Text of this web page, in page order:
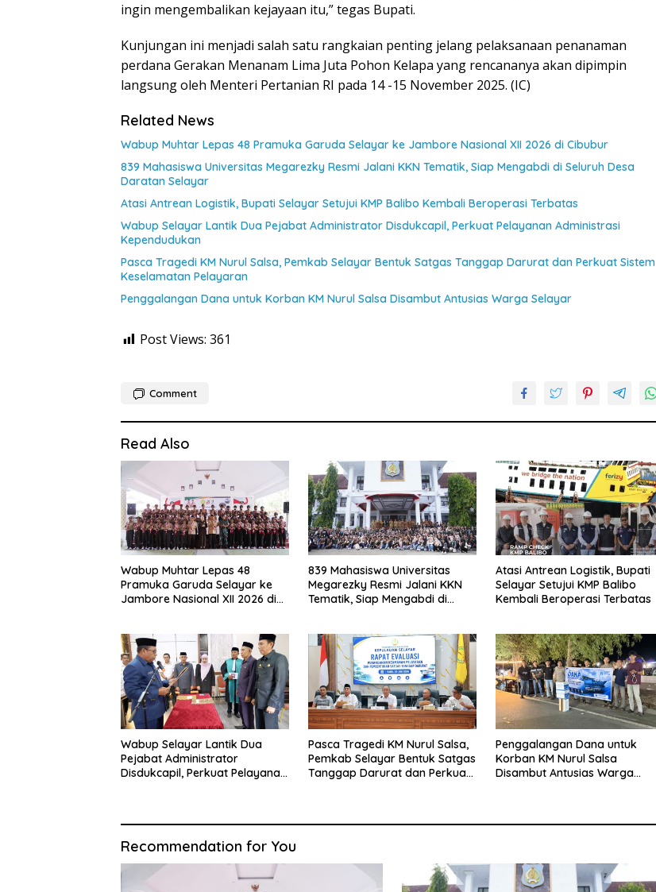
ingin mengembalikan kejayaan itu,” tegas Bupati.
Kunjungan ini menjadi salah satu rangkaian penting jelang pelaksanaan penanaman
perdana Gerakan Menanam Lima Juta Pohon Kelapa yang rencananya akan dipimpin
langsung oleh Menteri Pertanian RI pada 14 -15 November 2025. (IC)
Related News
Wabup Muhtar Lepas 48 Pramuka Garuda Selayar ke Jambore Nasional XII 2026 di Cibubur
839 Mahasiswa Universitas Megarezky Resmi Jalani KKN Tematik, Siap Mengabdi di Seluruh Desa
Daratan Selayar
Atasi Antrean Logistik, Bupati Selayar Setujui KMP Balibo Kembali Beroperasi Terbatas
Wabup Selayar Lantik Dua Pejabat Administrator Disdukcapil, Perkuat Pelayanan Administrasi
Kependudukan
Pasca Tragedi KM Nurul Salsa, Pemkab Selayar Bentuk Satgas Tanggap Darurat dan Perkuat Sistem
Keselamatan Pelayaran
Penggalangan Dana untuk Korban KM Nurul Salsa Disambut Antusias Warga Selayar
Post Views: 361
Comment
Read Also
Wabup Muhtar Lepas 48
Pramuka Garuda Selayar ke
Jambore Nasional XII 2026 di
839 Mahasiswa Universitas
Megarezky Resmi Jalani KKN
Tematik, Siap Mengabdi di
Atasi Antrean Logistik, Bupati
Selayar Setujui KMP Balibo
Kembali Beroperasi Terbatas
Wabup Selayar Lantik Dua
Pejabat Administrator
Disdukcapil, Perkuat Pelayanan
Pasca Tragedi KM Nurul Salsa,
Pemkab Selayar Bentuk Satgas
Tanggap Darurat dan Perkuat
Penggalangan Dana untuk
Korban KM Nurul Salsa
Disambut Antusias Warga
Recommendation for You